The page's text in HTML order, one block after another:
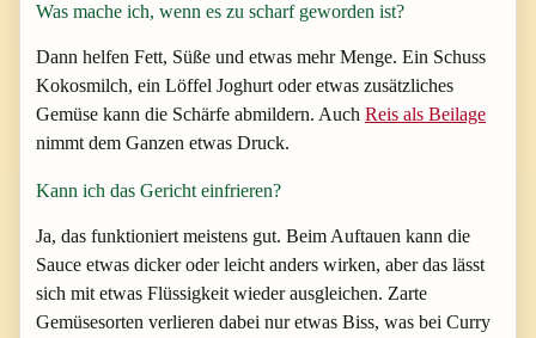
Was mache ich, wenn es zu scharf geworden ist?
Dann helfen Fett, Süße und etwas mehr Menge. Ein Schuss
Kokosmilch, ein Löffel Joghurt oder etwas zusätzliches
Gemüse kann die Schärfe abmildern. Auch Reis als Beilage
nimmt dem Ganzen etwas Druck.
Kann ich das Gericht einfrieren?
Ja, das funktioniert meistens gut. Beim Auftauen kann die
Sauce etwas dicker oder leicht anders wirken, aber das lässt
sich mit etwas Flüssigkeit wieder ausgleichen. Zarte
Gemüsesorten verlieren dabei nur etwas Biss, was bei Curry